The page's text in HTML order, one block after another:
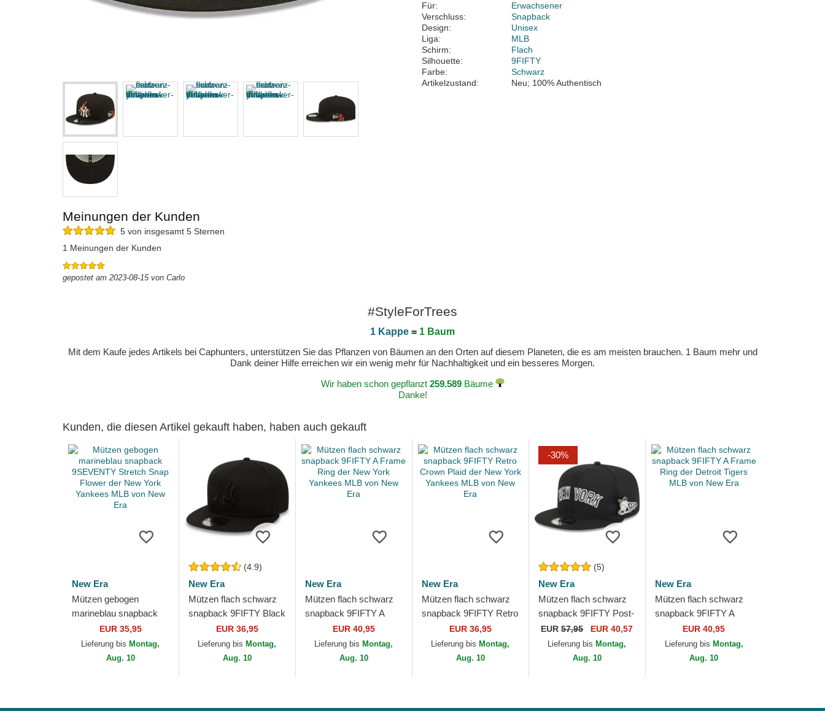
Für:
Erwachsener
Verschluss:
Snapback
Design:
Unisex
Liga:
MLB
Schirm:
Flach
Silhouette:
9FIFTY
Farbe:
Schwarz
Artikelzustand:
Neu; 100% Authentisch
Meinungen der Kunden
5 von insgesamt 5 Sternen
1 Meinungen der Kunden
gepostet am 2023-08-15 von Carlo
#StyleForTrees
1 Kappe = 1 Baum
Mit dem Kaufe jedes Artikels bei Caphunters, unterstützen Sie das Pflanzen von Bäumen an den Orten auf diesem Planeten, die es am meisten brauchen. 1 Baum mehr und
Dank deiner Hilfe erreichen wir ein wenig mehr für Nachhaltigkeit und ein besseres Morgen.
Wir haben schon gepflanzt 259.589Bäume
Danke!
Kunden, die diesen Artikel gekauft haben, haben auch gekauft
New Era
Mützen gebogen
marineblau snapback
9SEVENTY Stretch
Snap Flower der New
York Yankees MLB von
EUR 35,95
Lieferung bis Montag,
Aug. 10
(4.9)
New Era
Mützen flach schwarz
snapback 9FIFTY Black
on Black der New York
Yankees MLB von New
EUR 36,95
Lieferung bis Montag,
Aug. 10
New Era
Mützen flach schwarz
snapback 9FIFTY A
Frame Ring der New
York Yankees MLB von
EUR 40,95
Lieferung bis Montag,
Aug. 10
New Era
Mützen flach schwarz
snapback 9FIFTY Retro
Crown Plaid der New
York Yankees MLB von
EUR 36,95
Lieferung bis Montag,
Aug. 10
-30%
(5)
New Era
Mützen flach schwarz
snapback 9FIFTY Post-
Up Pin der New York
Yankees MLB von New
EUR57,95 EUR 40,57
Lieferung bis Montag,
Aug. 10
New Era
Mützen flach schwarz
snapback 9FIFTY A
Frame Ring der Detroit
Tigers MLB von New
EUR 40,95
Lieferung bis Montag,
Aug. 10